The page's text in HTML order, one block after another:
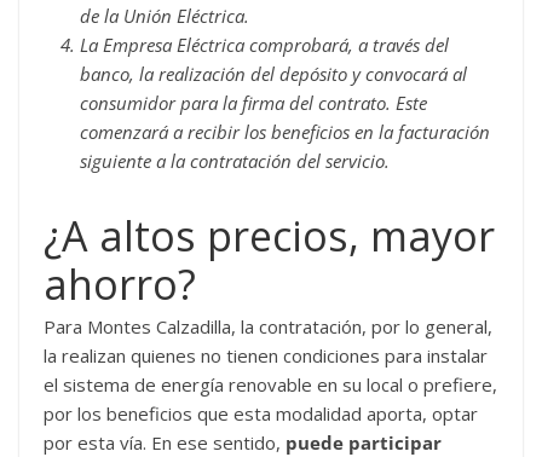
de la Unión Eléctrica.
La Empresa Eléctrica comprobará, a través del
banco, la realización del depósito y convocará al
consumidor para la firma del contrato. Este
comenzará a recibir los beneficios en la facturación
siguiente a la contratación del servicio.
¿A altos precios, mayor
ahorro?
Para Montes Calzadilla, la contratación, por lo general,
la realizan quienes no tienen condiciones para instalar
el sistema de energía renovable en su local o prefiere,
por los beneficios que esta modalidad aporta, optar
por esta vía. En ese sentido, puede participar